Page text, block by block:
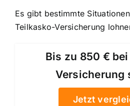
Es gibt bestimmte
Teilkasko-Versicherung
Bis zu 850 €
Versicherung
Jetzt